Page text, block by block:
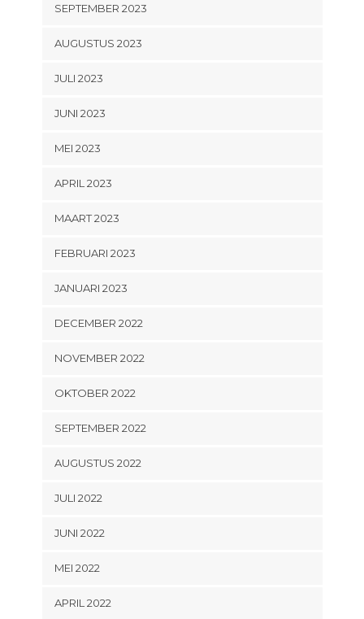
SEPTEMBER 2023
AUGUSTUS 2023
JULI 2023
JUNI 2023
MEI 2023
APRIL 2023
MAART 2023
FEBRUARI 2023
JANUARI 2023
DECEMBER 2022
NOVEMBER 2022
OKTOBER 2022
SEPTEMBER 2022
AUGUSTUS 2022
JULI 2022
JUNI 2022
MEI 2022
APRIL 2022